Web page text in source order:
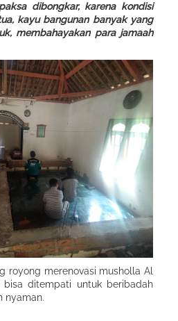
dibongkar, karena kondisi
kayu bangunan banyak yang
membahayakan para jamaah
royong merenovasi musholla Al
bisa ditempati untuk beribadah
nyaman.